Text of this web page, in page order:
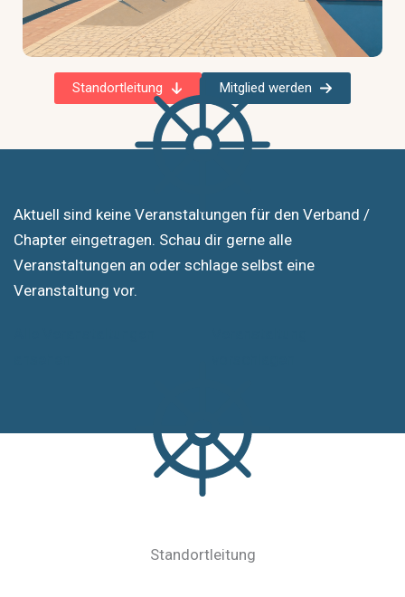
Standortleitung Mitglied werden
Aktuell sind keine Veranstaltungen für den Verband /
Chapter eingetragen. Schau dir gerne alle
Veranstaltungen an oder schlage selbst eine
Veranstaltung vor.
Standortleitung